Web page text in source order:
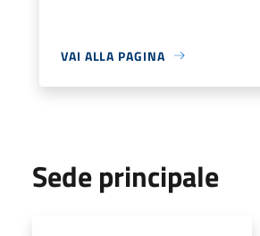
VAI ALLA PAGINA
Sede principale